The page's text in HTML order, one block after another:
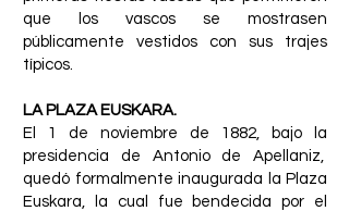
que los vascos se mostrasen
públicamente vestidos con sus trajes
típicos.
LA PLAZA EUSKARA.
El 1 de noviembre de 1882, bajo la
presidencia de Antonio de Apellaniz,
quedó formalmente inaugurada la Plaza
Euskara, la cual fue bendecida por el